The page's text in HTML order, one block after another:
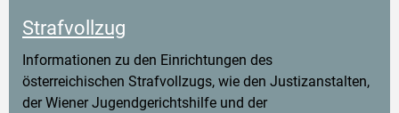
Strafvollzug
Informationen zu den Einrichtungen des
österreichischen Strafvollzugs, wie den Justizanstalten,
der Wiener Jugendgerichtshilfe und der